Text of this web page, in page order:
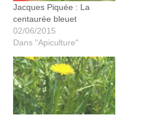
Jacques Piquée : La
centaurée bleuet
02/06/2015
Dans "Apiculture"